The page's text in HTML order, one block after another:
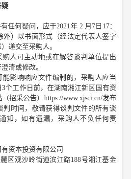
疑
任何疑问， 应于2021 年 2 月 7 日 17：
外）以书面形式（经法定代表人签字
）递交至采购人。
购人可主动地或在解答谈判单位提出
清或修改。
影响响应文件编制的， 采购人 应当
3个工作日前，在湖南湘江新区国有资
（招采公告） https://www.xjsci.cn/发布
判时间，敬请获得谈判文件的所有谈
知，如有遗漏，采购人 不负任何责
资本投资有限公司
区观沙岭街道滨江路188号湘江基金